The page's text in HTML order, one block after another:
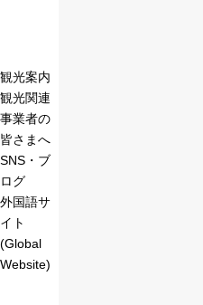
観光案内
観光関連
事業者の
皆さまへ
SNS・ブ
ログ
外国語サ
イト
(Global
Website)